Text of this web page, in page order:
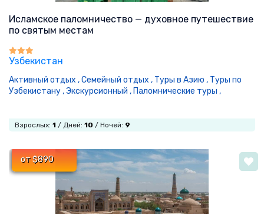
Исламское паломничество — духовное путешествие
по святым местам
Узбекистан
Активный отдых ,Семейный отдых , Туры в Азию , Туры по
Узбекистану ,Экскурсионный , Паломнические туры ,
Взрослых: 1 / Дней: 10 / Ночей: 9
от $890